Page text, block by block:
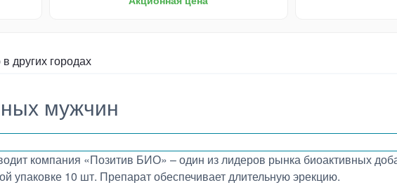
других городах
мужчин
компания «Позитив БИО» – один из лидеров рынка биоактивных
упаковке 10 шт. Препарат обеспечивает длительную эрекцию.